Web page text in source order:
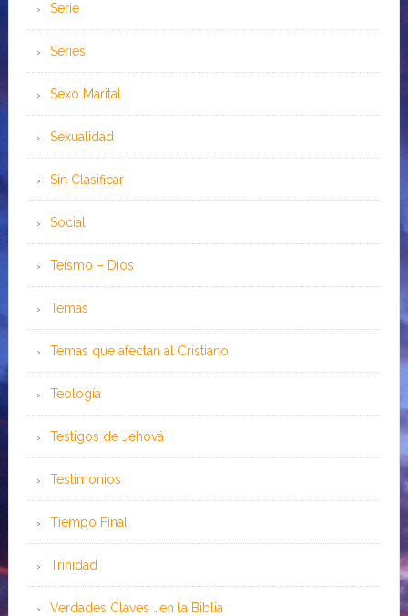
Serie
Series
Sexo Marital
Sexualidad
Sin Clasificar
Social
Teísmo – Dios
Temas
Temas que afectan al Cristiano
Teología
Testigos de Jehová
Testimonios
Tiempo Final
Trinidad
Verdades Claves …en la Biblia